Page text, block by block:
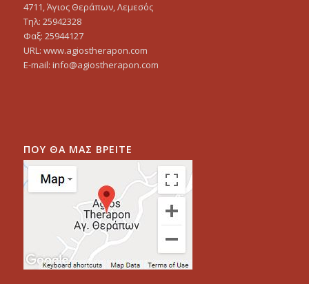
4711, Άγιος Θεράπων, Λεμεσός
Τηλ: 25942328
Φαξ: 25944127
URL: www.agiostherapon.com
E-mail: info@agiostherapon.com
ΠΟΥ ΘΑ ΜΑΣ ΒΡΕΙΤΕ